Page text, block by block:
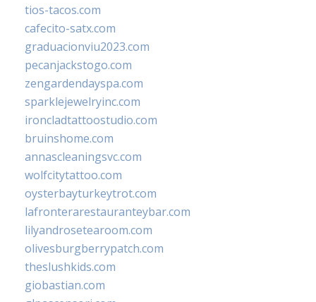
tios-tacos.com
cafecito-satx.com
graduacionviu2023.com
pecanjackstogo.com
zengardendayspa.com
sparklejewelryinc.com
ironcladtattoostudio.com
bruinshome.com
annascleaningsvc.com
wolfcitytattoo.com
oysterbayturkeytrot.com
lafronterarestauranteybar.com
lilyandrosetearoom.com
olivesburgberrypatch.com
theslushkids.com
giobastian.com